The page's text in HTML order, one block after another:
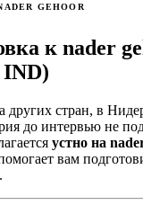
GEHOOR
к nader
других стран, в
до интервью не
устно на
вам